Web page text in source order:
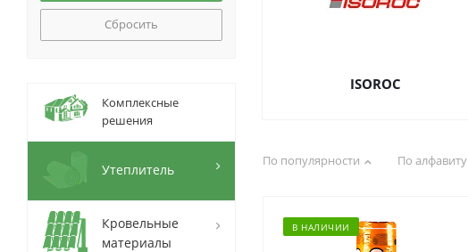
ISOROC
По популярности По алфавиту
В НАЛИЧИИ
Сбросить
Комплексные
решения
Утеплитель
Кровельные
материалы